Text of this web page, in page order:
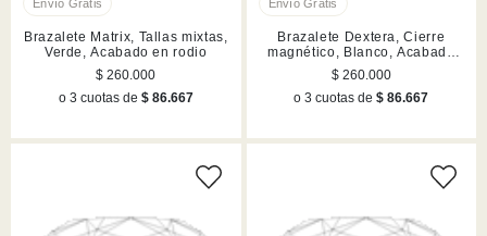
Brazalete Matrix, Tallas mixtas,
Verde, Acabado en rodio
$ 260.000
o 3 cuotas de $ 86.667
Brazalete Dextera, Cierre
magnético, Blanco, Acabado
en tono oro rosa
$ 260.000
o 3 cuotas de$ 86.667